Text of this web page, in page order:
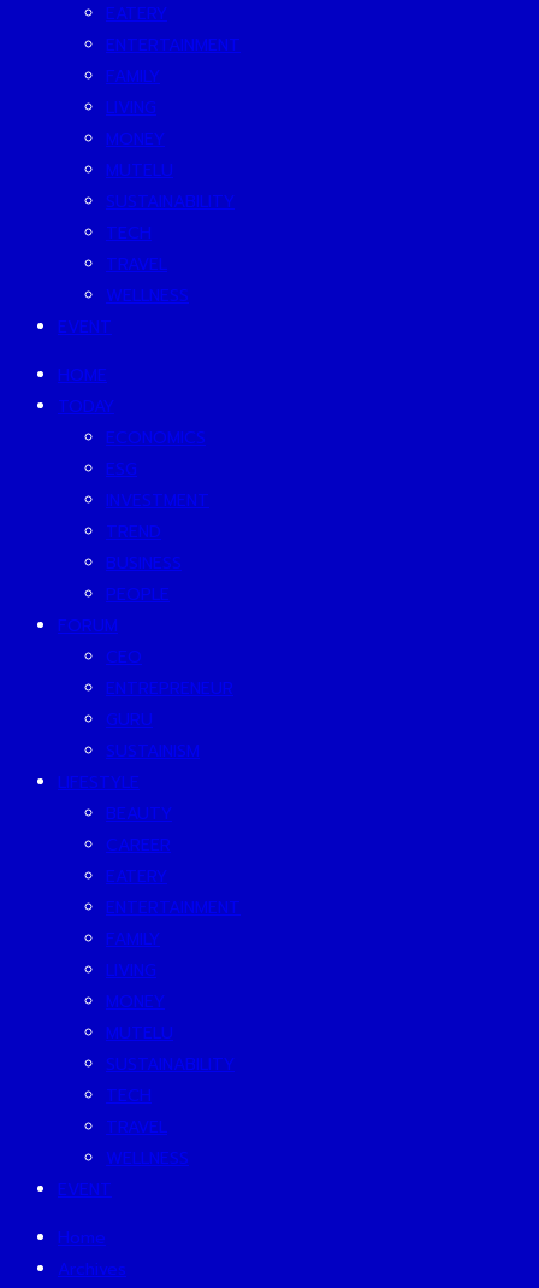
EATERY
ENTERTAINMENT
FAMILY
LIVING
MONEY
MUTELU
SUSTAINABILITY
TECH
TRAVEL
WELLNESS
EVENT
HOME
TODAY
ECONOMICS
ESG
INVESTMENT
TREND
BUSINESS
PEOPLE
FORUM
CEO
ENTREPRENEUR
GURU
SUSTAINISM
LIFESTYLE
BEAUTY
CAREER
EATERY
ENTERTAINMENT
FAMILY
LIVING
MONEY
MUTELU
SUSTAINABILITY
TECH
TRAVEL
WELLNESS
EVENT
Home
Archives